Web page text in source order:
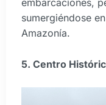
embarcaciones,
sumergiéndose
Amazonía.
5. Centro